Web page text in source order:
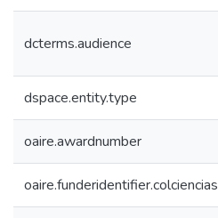
dcterms.audience
dspace.entity.type
oaire.awardnumber
oaire.funderidentifier.colciencias